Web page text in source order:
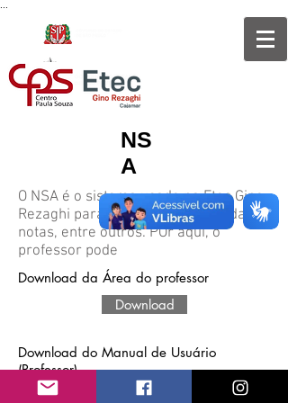
NS
A
O NSA é o sistema usado na Etec Gino
Rezaghi para controle de chamadas,
notas, entre outros. POr aqui, o
professor pode
Download da Área do professor
Download
Download do Manual de Usuário
(Professor)
Download